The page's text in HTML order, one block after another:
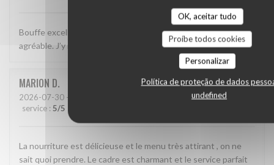
OK, aceitar tudo
Proíbe todos cookies
Personalizar
Política de proteção de dados
undefined
Bouffe excellente, décor sympa et service simple, efficace et
agréable. J’y retournerai!
MARION D
2026-07-30 - 20:00 - guests 2
service : 5/5
La nourriture est délicieuse et le menu très attirant , on ne
sait quoi prendre. Le cadre est charmant et le service parfait